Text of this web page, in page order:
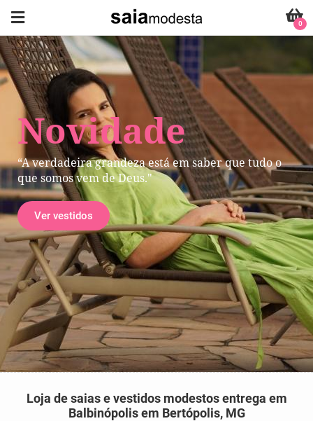
Novidade
“A verdadeira grandeza está em saber que tudo o
que somos vem de Deus."
Ver vestidos
0
Loja de saias e vestidos modestos entrega em
Balbinópolis em Bertópolis, MG